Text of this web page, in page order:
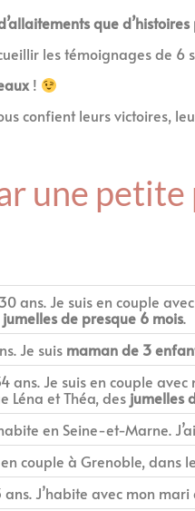
que
les témoignages de 6
!
confient leurs victoires,
une
30 ans. Je suis en couple
jumelles de presque 6 mois.
Je suis maman de 3
ans. Je suis en couple
Léna et Théa, des jumelles
en Seine-et-Marne. J’ai
en couple à Grenoble, dans
ans. J’habite avec mon mari